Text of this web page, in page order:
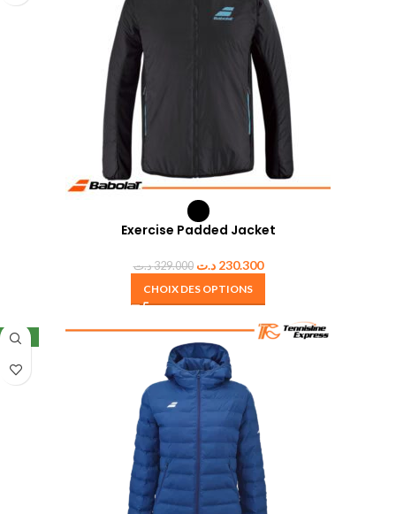
Exercise Padded Jacket
329.000د.ت 230.300 د.ت
CHOIX DES OPTIONS
NEW